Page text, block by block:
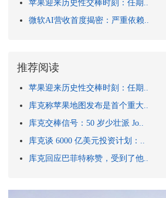
苹果迎来历史性交棒时刻：任期..
微软AI营收首度揭密：严重依赖..
推荐阅读
苹果迎来历史性交棒时刻：任期..
库克称苹果地图发布是首个重大..
库克交棒信号：50 岁少壮派 Jo..
库克谈 6000 亿美元投资计划：..
库克回应巴菲特称赞，受到了他..